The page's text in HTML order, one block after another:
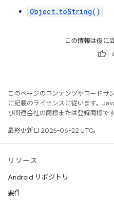
Object.toString()
この情報は役に
このページのコンテンツやコードサ
に記載のライセンスに従います。
び関連会社の商標または登録商標です
最終更新日 2026-06-22 UTC。
リソース
Android リポジトリ
要件